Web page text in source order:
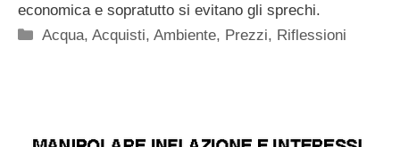
economica e sopratutto si evitano gli sprechi.
Categorie
Acqua,Acquisti,Ambiente, Prezzi, Riflessioni